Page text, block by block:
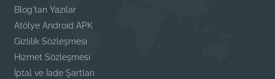
Blog'tan Yazılar
Atölye Android APK
Gizlilik Sözleşmesi
Hizmet Sözleşmesi
İptal ve İade Şartları